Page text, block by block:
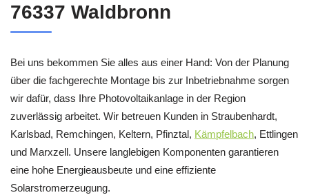
76337 Waldbronn
Bei uns bekommen Sie alles aus einer Hand: Von der Planung
über die fachgerechte Montage bis zur Inbetriebnahme sorgen
wir dafür, dass Ihre Photovoltaikanlage in der Region
zuverlässig arbeitet. Wir betreuen Kunden in Straubenhardt,
Karlsbad, Remchingen, Keltern, Pfinztal, Kämpfelbach, Ettlingen
und Marxzell. Unsere langlebigen Komponenten garantieren
eine hohe Energieausbeute und eine effiziente
Solarstromerzeugung.